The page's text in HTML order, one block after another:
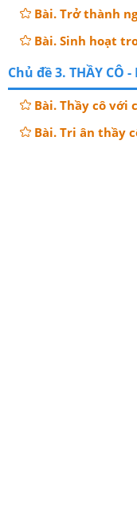
Bài. Trở thành
Bài. Sinh hoạt
Chủ đề 3. THẦY CÔ
Bài. Thầy cô với
Bài. Tri ân thầy